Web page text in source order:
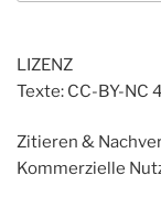
LIZENZ
Texte: CC-BY-NC
Zitieren &
Kommerzielle